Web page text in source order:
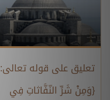
تعليق على قوله تعالى:
{وَمِنْ شَرِّ النّفَّاثاتِ فِي